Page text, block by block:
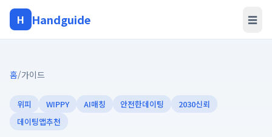
H Handguide ☰
홈/가이드
위피 WIPPY AI매칭 안전한데이팅
2030신뢰
데이팅앱추천